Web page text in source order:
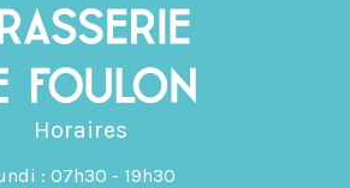
Horaires
: 07h30 - 19h30